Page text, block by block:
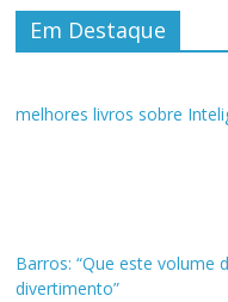
Em Destaque
melhores livros sobre
Barros: “Que este volume
divertimento”